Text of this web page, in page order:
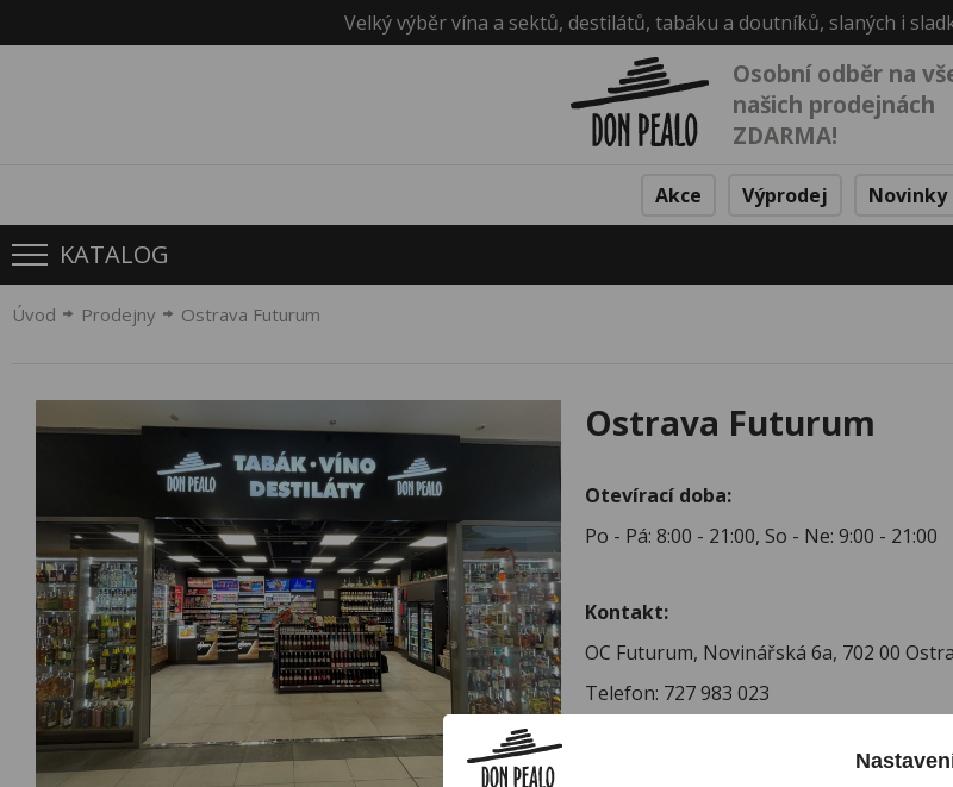
Velký výběr vína a sektů, destilátů, tabáku a doutníků, slaných i
Osobní odběr na
našich prodejnách
ZDARMA!
Akce Výprodej Novinky
KATALOG
Úvod Prodejny Ostrava Futurum
Ostrava Futurum
Otevírací doba:
Po - Pá: 8:00 - 21:00, So - Ne: 9:00 - 21:00
Kontakt:
OC Futurum, Novinářská 6a, 702 00
Telefon: 727 983 023